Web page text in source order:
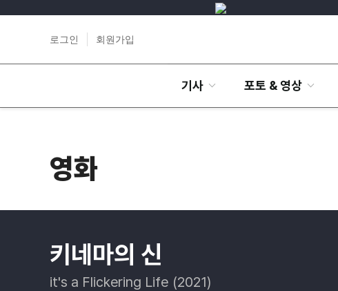
로그인 회원가입
기사 포토 & 영상
영화
키네마의 신
it's a Flickering Life (2021)